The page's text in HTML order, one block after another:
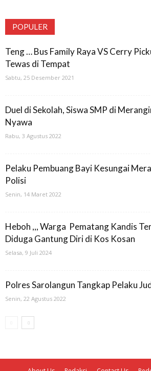
POPULER
Teng … Bus Family Raya VS Cerry
Tewas di Tempat
Sabtu, 25 Desember 2021
Duel di Sekolah, Siswa SMP di
Nyawa
Rabu, 3 Agustus 2022
Pelaku Pembuang Bayi Kesungai
Polisi
Senin, 14 Maret 2022
Heboh ,,, Warga Pematang Kandis
Diduga Gantung Diri di Kos Kosan
Selasa, 9 Juli 2024
Polres Sarolangun Tangkap Pelaku
Senin, 22 Agustus 2022